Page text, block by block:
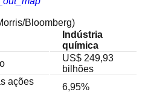
Bloomberg)
Indústria
química
US$ 249,93
bilhões
ações
6,95%